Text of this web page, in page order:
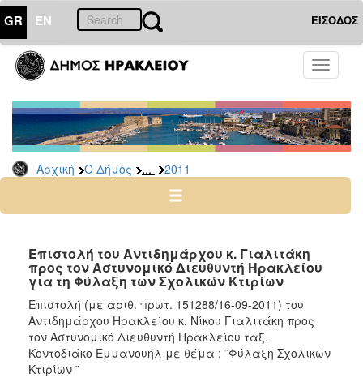
GR EN ΕΙΣΟΔΟΣ
Toggle
Αρχική Ο Δήμος ... 2011
ΔΗΜΟΣ
Δελτία
Τύπου
Αρχείο
2026
2024
2022
2021
2020
2019
2018
Επιστολή του Aντιδημάρχου κ. Γιαλιτάκη
προς τον Αστυνομικό Διευθυντή Ηρακλείου
για τη Φύλαξη των Σχολικών Κτιρίων
Επιστολή (με αριθ. πρωτ. 151288/16-09-2011) του
Aντιδημάρχου Ηρακλείου κ. Νίκου Γιαλιτάκη προς
τον Αστυνομικό Διευθυντή Ηρακλείου ταξ.
Κοντοδιάκο Εμμανουήλ με θέμα : ¨Φύλαξη Σχολικών
Κτιρίων ¨